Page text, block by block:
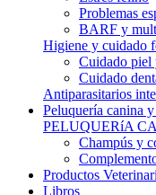
Problemas
BARF y
Higiene y cuidado
Cuidado
Cuidado
Antiparasitarios
Peluquería canina
PELUQUERíA
Champús y
Productos
Libros